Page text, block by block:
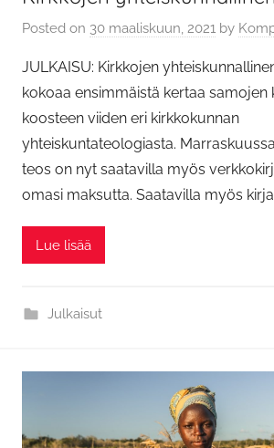
Posted on 30 maaliskuun, 2021 by
JULKAISU: Kirkkojen
kokoaa ensimmäistä kertaa samojen
koosteen viiden eri kirkkokunnan
yhteiskuntateologiasta.
teos on nyt saatavilla myös
omasi maksutta. Saatavilla myös
Lue lisää
Julkaisut